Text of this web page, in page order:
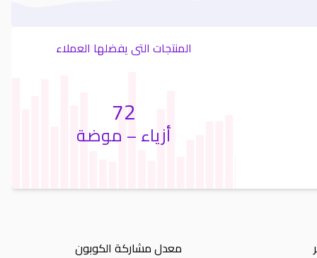
المنتجات التى يفضلها العملاء
72
أزياء – موضة
معدل مشاركة الكوبون